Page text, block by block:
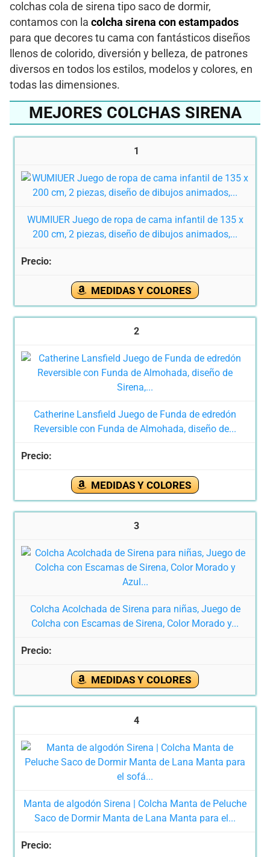
colchas cola de sirena tipo saco de dormir,
contamos con la colcha sirena con estampados
para que decores tu cama con fantásticos diseños
llenos de colorido, diversión y belleza, de patrones
diversos en todos los estilos, modelos y colores, en
todas las dimensiones.
MEJORES COLCHAS SIRENA
1
WUMIUER Juego de ropa de cama infantil de 135 x
200 cm, 2 piezas, diseño de dibujos animados,...
MEDIDAS Y COLORES
2
Catherine Lansfield Juego de Funda de edredón
Reversible con Funda de Almohada, diseño de...
MEDIDAS Y COLORES
3
Colcha Acolchada de Sirena para niñas, Juego de
Colcha con Escamas de Sirena, Color Morado y...
MEDIDAS Y COLORES
4
Manta de algodón Sirena | Colcha Manta de Peluche
Saco de Dormir Manta de Lana Manta para el...